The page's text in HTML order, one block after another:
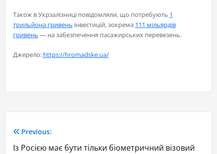
Також в Укрзалізниці повідомляли, що потребують 1
трильйона гривень інвестицій, зокрема 111 мільярдів
гривень — на забезпечення пасажирських перевезень.
Джерело: https://hromadske.ua/
Previous:
Із Росією має бути тільки біометричний візовий